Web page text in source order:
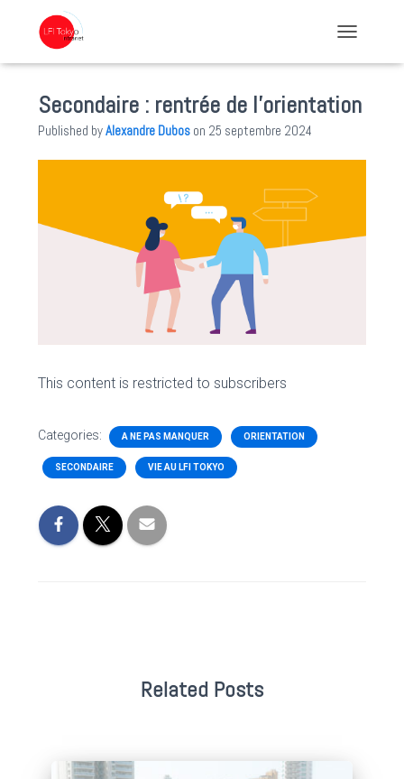
Secondaire : rentrée de l’orientation
Published byAlexandre Dubos on 25 septembre 2024
This content is restricted to subscribers
Categories: A NE PAS MANQUER ORIENTATION
SECONDAIRE VIE AU LFI TOKYO
Related Posts